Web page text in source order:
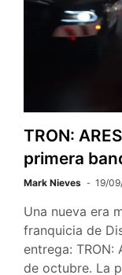
TRON:
primera
Mark Nieves 19/
Una nueva era
franquicia de
entrega: TRON:
de octubre. La